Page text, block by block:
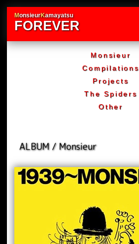
MonsieurKamayatsu
FOREVER
Monsieur
Compilations
Projects
The Spiders
Other
ALBUM / Monsieur